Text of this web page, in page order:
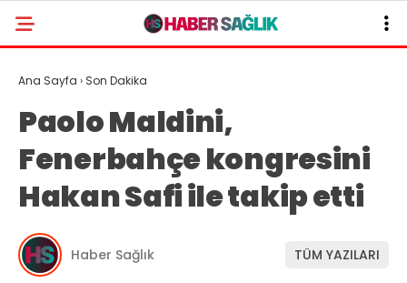
Ana Sayfa › Son Dakika
Paolo Maldini,
Fenerbahçe kongresini
Hakan Safi ile takip etti
Haber Sağlık TÜM YAZILARI